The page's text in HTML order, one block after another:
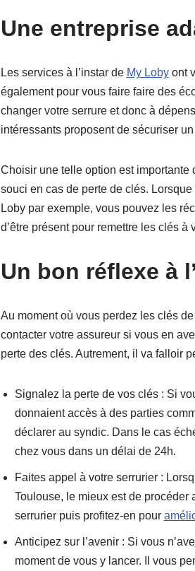
Une entreprise
Les services à l’instar de My Lobyont
également pour vous faire faire des
changer votre serrure et donc à
intéressants proposent de sécuriser
Choisir une telle option est importante
souci en cas de perte de clés.
Loby par exemple, vous pouvez les
d’être présent pour remettre les clés
Un bon réflexe à
Au moment où vous perdez les clés
contacter votre assureur si vous en
perte des clés. Autrement, il va falloir
Signalez la perte de vos clés : Si
donnaient accès à des parties
déclarer au syndic. Dans le cas
chez vous dans un délai de 24h.
Faites appel à votre serrurier :
Toulouse, le mieux est de
serrurier puis profitez-en pour
Anticipez sur l’avenir : Si vous
moment de vous y lancer. Il vous